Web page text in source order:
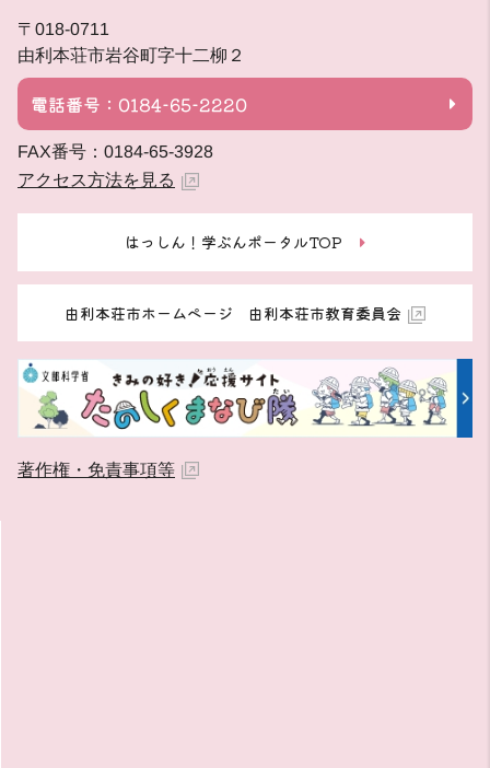
〒018-0711
由利本荘市岩谷町字十二柳２
電話番号：0184-65-2220
FAX番号：0184-65-3928
アクセス方法を見る
はっしん！学ぶんポータルTOP
由利本荘市ホームページ 由利本荘市教育委員会
著作権・免責事項等